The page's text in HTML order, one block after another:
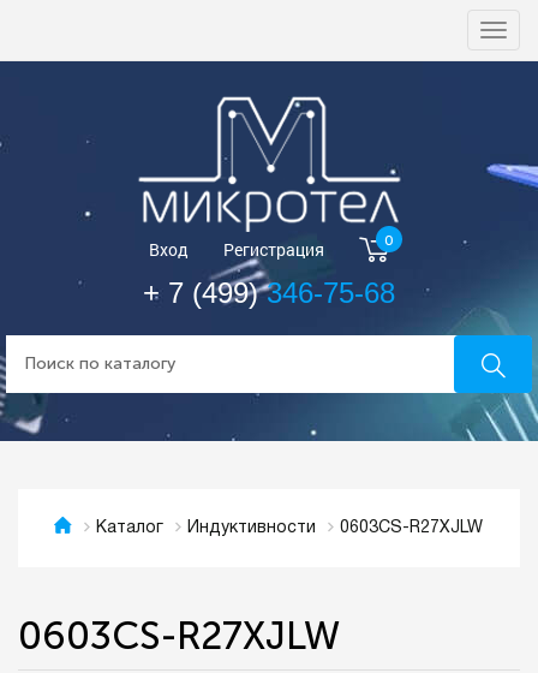
Вход Регистрация 0
+ 7 (499)346-75-68
Каталог Индуктивности 0603CS-R27XJLW
0603CS-R27XJLW